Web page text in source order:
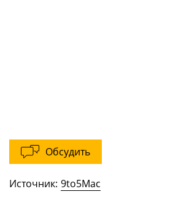
Обсудить
Источник: 9to5Mac